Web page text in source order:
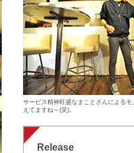
サービス精神旺盛なまことさんによる
えてますね～(笑)。
Release